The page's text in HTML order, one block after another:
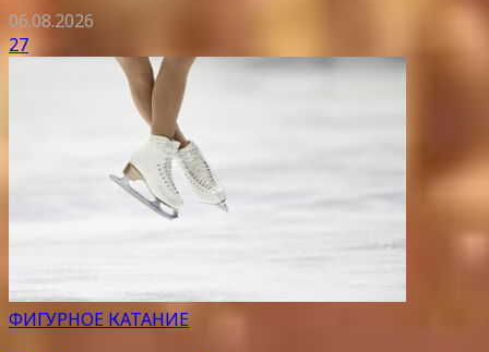
06.08.2026
27
ФИГУРНОЕ КАТАНИЕ